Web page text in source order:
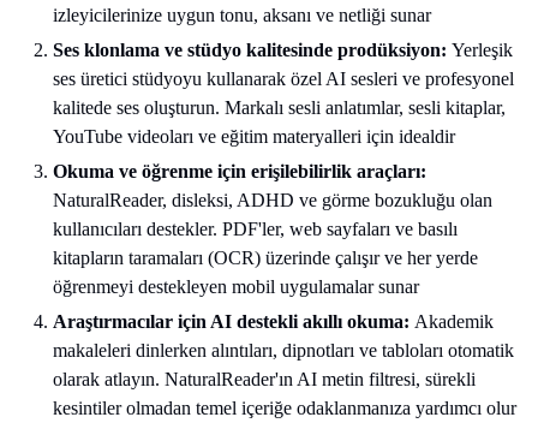
izleyicilerinize uygun tonu, aksanı ve netliği sunar
Ses klonlama ve stüdyo kalitesinde prodüksiyon: Yerleşik
ses üretici stüdyoyu kullanarak özel AI sesleri ve profesyonel
kalitede ses oluşturun. Markalı sesli anlatımlar, sesli kitaplar,
YouTube videoları ve eğitim materyalleri için idealdir
Okuma ve öğrenme için erişilebilirlik araçları:
NaturalReader, disleksi, ADHD ve görme bozukluğu olan
kullanıcıları destekler. PDF'ler, web sayfaları ve basılı
kitapların taramaları (OCR) üzerinde çalışır ve her yerde
öğrenmeyi destekleyen mobil uygulamalar sunar
Araştırmacılar için AI destekli akıllı okuma: Akademik
makaleleri dinlerken alıntıları, dipnotları ve tabloları otomatik
olarak atlayın. NaturalReader'ın AI metin filtresi, sürekli
kesintiler olmadan temel içeriğe odaklanmanıza yardımcı olur